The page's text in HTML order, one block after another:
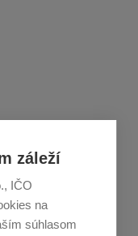
záleží
IČO
na
súhlasom